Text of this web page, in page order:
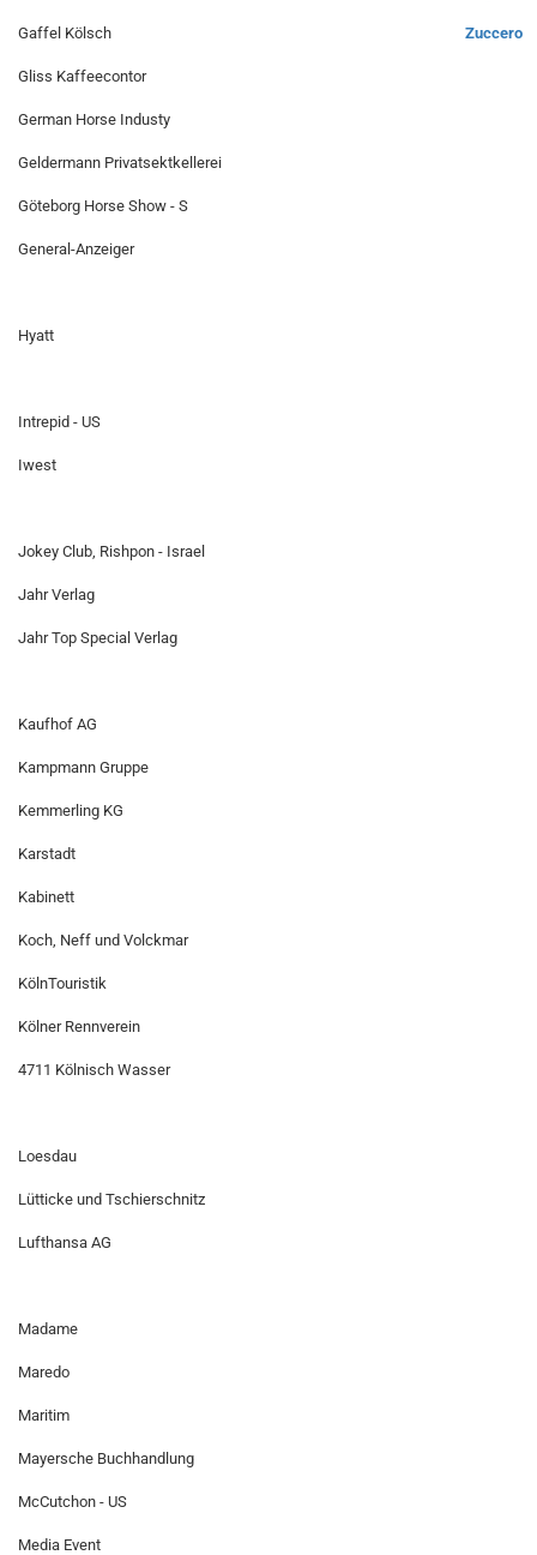
Gaffel Kölsch
Gliss Kaffeecontor
German Horse Industy
Geldermann Privatsektkellerei
Göteborg Horse Show - S
General-Anzeiger
Hyatt
Intrepid - US
Iwest
Jokey Club, Rishpon - Israel
Jahr Verlag
Jahr Top Special Verlag
Kaufhof AG
Kampmann Gruppe
Kemmerling KG
Karstadt
Kabinett
Koch, Neff und Volckmar
KölnTouristik
Kölner Rennverein
4711 Kölnisch Wasser
Loesdau
Lütticke und Tschierschnitz
Lufthansa AG
Madame
Maredo
Maritim
Mayersche Buchhandlung
McCutchon - US
Media Event
Zuccero